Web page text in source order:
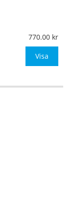
till 0,13m²)
770.00
Visa